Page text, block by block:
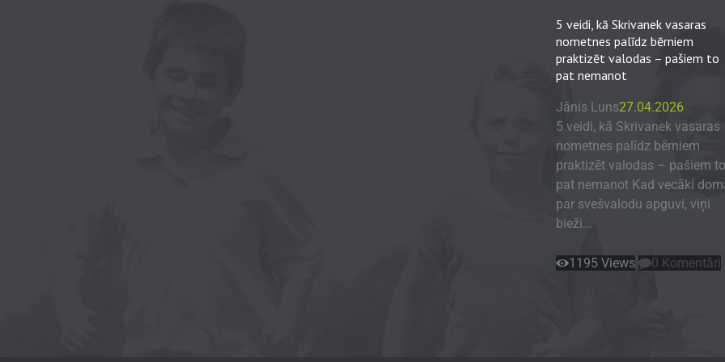
5 veidi, kā Skrivanek vasaras
nometnes palīdz bērniem
praktizēt valodas – pašiem to
pat nemanot
Jānis Luns27.04.2026
5 veidi, kā Skrivanek vasaras
nometnes palīdz bērniem
praktizēt valodas – pašiem to
pat nemanot Kad vecāki
par svešvalodu apguvi, viņi
bieži...
1195 Views 0 Komentāri